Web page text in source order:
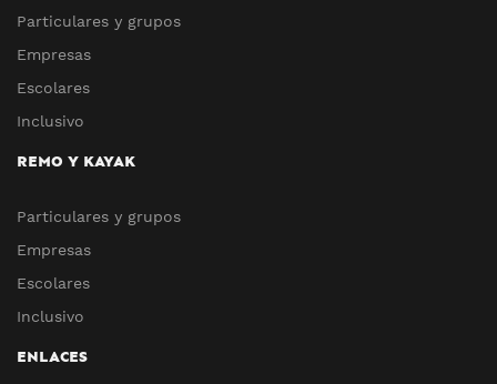
Particulares y grupos
Empresas
Escolares
Inclusivo
REMO Y KAYAK
Particulares y grupos
Empresas
Escolares
Inclusivo
ENLACES